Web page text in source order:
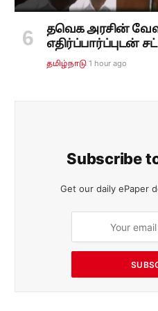
தவெக அரசின்
எதிர்ப்பார்ப்புடன்
தமிழ்நாடு 1 hour ago
Subscribe
Get our daily ePaper